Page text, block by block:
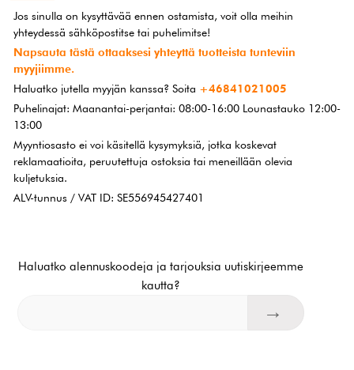
Jos sinulla on kysyttävää ennen ostamista, voit olla meihin
yhteydessä sähköpostitse tai puhelimitse!
Napsauta tästä ottaaksesi yhteyttä tuotteista tunteviin
myyjiimme.
Haluatko jutella myyjän kanssa? Soita +46841021005
Puhelinajat: Maanantai-perjantai: 08:00-16:00 Lounastauko 12:00-
13:00
Myyntiosasto ei voi käsitellä kysymyksiä, jotka koskevat
reklamaatioita, peruutettuja ostoksia tai meneillään olevia
kuljetuksia.
ALV-tunnus / VAT ID: SE556945427401
Haluatko alennuskoodeja ja tarjouksia uutiskirjeemme
kautta?